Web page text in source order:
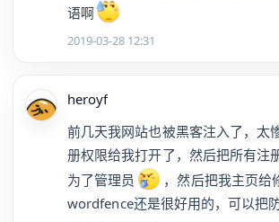
语啊
2019-03-28 12:31
heroyf
前几天我网站也被黑客注入了，太
册权限给我打开了，然后把所有注
为了管理员
，然后把我主页给
wordfence还是很好用的，可以把